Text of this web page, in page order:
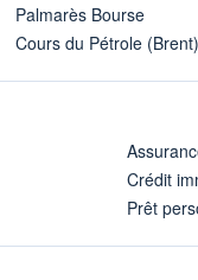
Palmarès Bourse
Cours du Pétrole (Brent)
Crédit
Prêt